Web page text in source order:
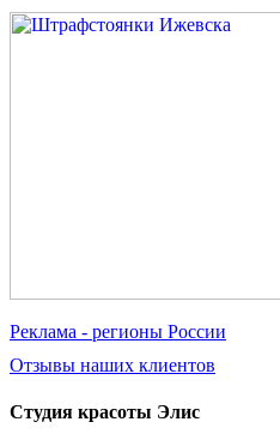
Реклама - регионы России
Отзывы наших клиентов
Студия красоты Элис